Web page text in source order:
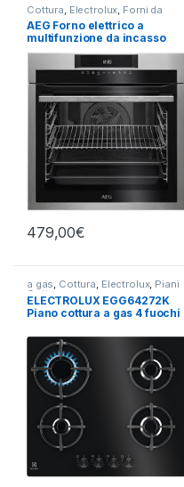
Cottura Electrolux Forni da
Incasso
AEG Forno elettrico a
multifunzione da incasso
BEE 641222M
479,00€
a gas, Cottura, Electrolux, Piani
Cottura
ELECTROLUX EGG64272K
Piano cottura a gas 4 fuochi